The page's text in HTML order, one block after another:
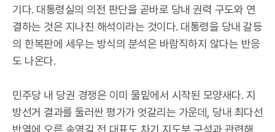
기다. 대통령실의 의전 판단을 곧바로 당내 권력 구도와 연
결하는 것은 지나친 해석이라는 것이다. 대통령을 당내 갈등
의 한복판에 세우는 방식의 분석은 바람직하지 않다는 반응
도 나온다.
민주당 내 당권 경쟁은 이미 물밑에서 시작된 모양새다. 지
방선거 결과를 둘러싼 평가가 엇갈리는 가운데, 당내 최다선
반열에 오른 송영길 전 대표도 차기 지도부 구성과 관련해